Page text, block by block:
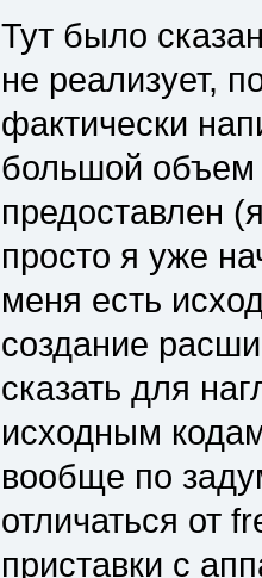
Тут было
не реализует,
фактически
большой объем
предоставлен
просто я уже
меня есть
создание
сказать для
исходным
вообще по
отличаться от
приставки с